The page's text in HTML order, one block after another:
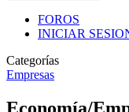
FOROS
INICIAR
Categorías
Empresas